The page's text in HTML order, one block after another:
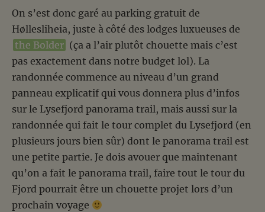
On s’est donc garé au parking gratuit de
Høllesliheia, juste à côté des lodges luxueuses de
the Bolder (ça a l’air plutôt chouette mais c’est
pas exactement dans notre budget lol). La
randonnée commence au niveau d’un grand
panneau explicatif qui vous donnera plus d’infos
sur le Lysefjord panorama trail, mais aussi sur la
randonnée qui fait le tour complet du Lysefjord (en
plusieurs jours bien sûr) dont le panorama trail est
une petite partie. Je dois avouer que maintenant
qu’on a fait le panorama trail, faire tout le tour du
Fjord pourrait être un chouette projet lors d’un
prochain voyage